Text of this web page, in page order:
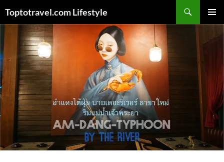
content
Toptotravel.com Lifestyle
MENU